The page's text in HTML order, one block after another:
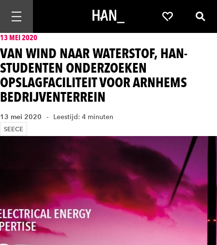
Mobiele navigatie openen Favorieten
13 MEI 2020
VAN WIND NAAR WATERSTOF, HAN-
STUDENTEN ONDERZOEKEN
OPSLAGFACILITEIT VOOR ARNHEMS
BEDRIJVENTERREIN
13 mei 2020 Leestijd: 4 minuten
SEECE